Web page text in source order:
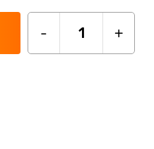
+
1
-